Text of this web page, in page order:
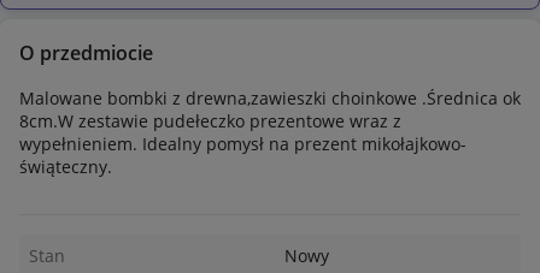
O przedmiocie
Malowane bombki z drewna,zawieszki choinkowe .Średnica ok
8cm.W zestawie pudełeczko prezentowe wraz z
wypełnieniem. Idealny pomysł na prezent mikołajkowo-
świąteczny.
Stan Nowy